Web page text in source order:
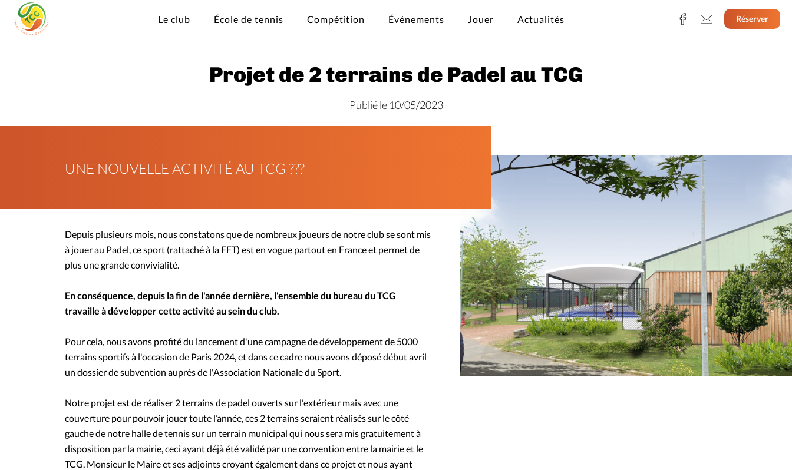
Le club École de tennis Compétition Événements Jouer Actualités Réserver
Projet de 2 terrains de Padel au TCG
Publié le 10/05/2023
UNE NOUVELLE ACTIVITÉ AU TCG ???
Depuis plusieurs mois, nous constatons que de nombreux joueurs de notre club se sont mis
à jouer au Padel, ce sport (rattaché à la FFT) est en vogue partout en France et permet de
plus une grande convivialité.
En conséquence, depuis la fin de l'année dernière, l'ensemble du bureau du TCG
travaille à développer cette activité au sein du club.
Pour cela, nous avons profité du lancement d'une campagne de développement de 5000
terrains sportifs à l'occasion de Paris 2024, et dans ce cadre nous avons déposé début avril
un dossier de subvention auprès de l'Association Nationale du Sport.
Notre projet est de réaliser 2 terrains de padel ouverts sur l'extérieur mais avec une
couverture pour pouvoir jouer toute l’année, ces 2 terrains seraient réalisés sur le côté
gauche de notre halle de tennis sur un terrain municipal qui nous sera mis gratuitement à
disposition par la mairie, ceci ayant déjà été validé par une convention entre la mairie et le
TCG, Monsieur le Maire et ses adjoints croyant également dans ce projet et nous ayant